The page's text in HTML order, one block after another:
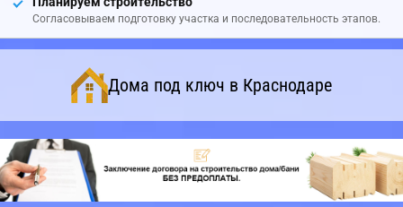
Согласовываем подготовку участка и последовательность этапов.
Дома под ключ в Краснодаре